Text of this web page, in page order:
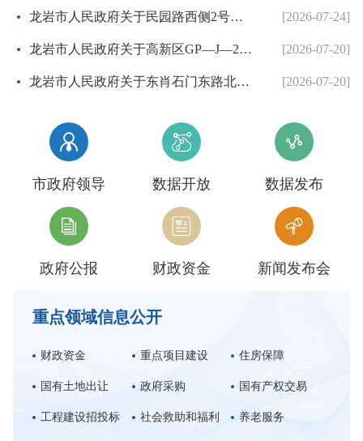
[2026-07-24]
龙岩市人民政府关于民园路西侧2号地块等两个控制性详细规划的批复
[2026-07-20]
龙岩市人民政府关于高新区GP—J—26地块控制性详细规划的批复
[2026-07-20]
龙岩市人民政府关于东肖石门东路北侧等3个地块项目控制性详细规划调整方案的批复

市政府领导

数据开放

数据发布

政府公报

财政资金

新闻发布会
重点领域信息公开
财政资金 重点项目建设 住房保障
国有土地出让 政府采购 国有产权交易
工程建设招投标 社会救助和福利 养老服务